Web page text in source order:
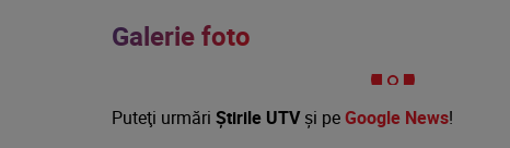
Galerie foto
Puteţi urmări Știrile UTVşi peGoogle News!